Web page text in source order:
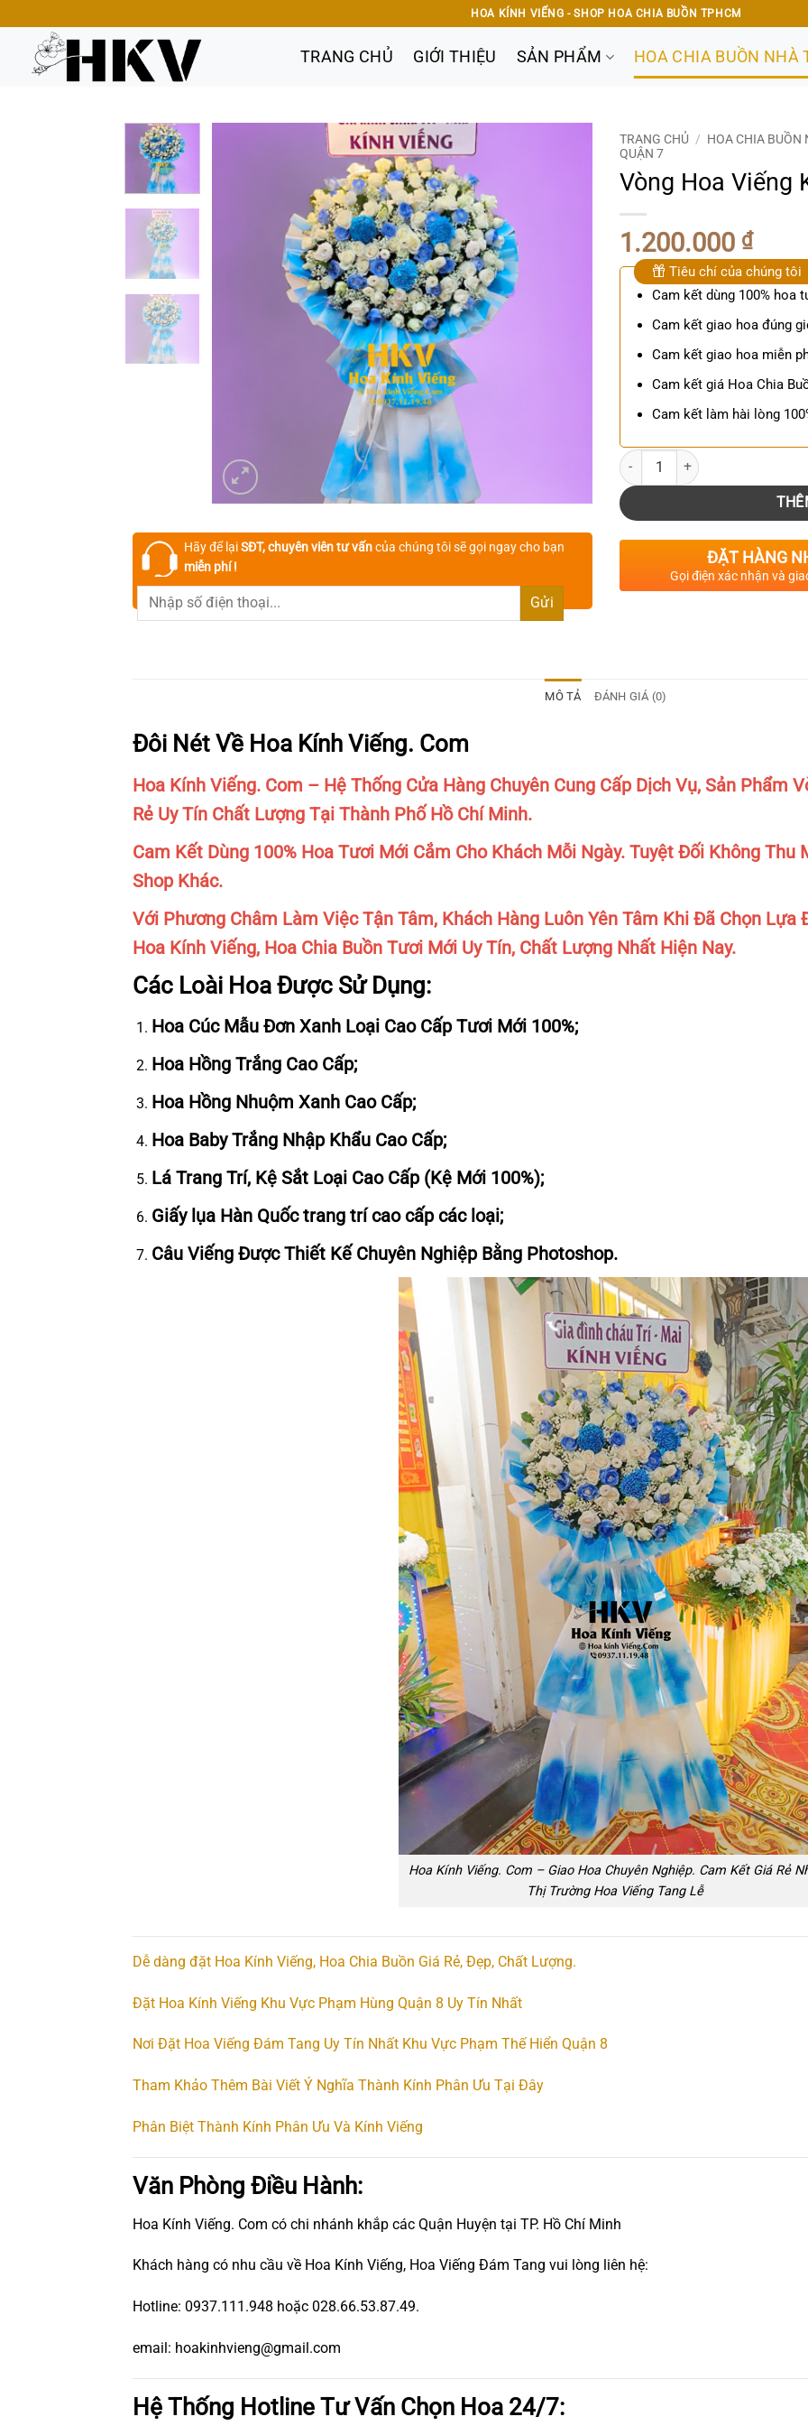
qua
HOA KÍNH VIẾNG - SHOP HOA CHIA BUỒN TPHCM
TRANG CHỦ GIỚI THIỆU SẢN PHẨM HOA CHIA BUỒN NHÀ
Hãy để lạiSĐT, chuyên viên tư vấncủa chúng tôi sẽ gọi ngay cho bạn
miễn phí !
TRANG CHỦ / HOA CHIA BUỒN
QUẬN 7
Vòng Hoa Viếng
1.200.000 ₫
Tiêu chí của chúng tôi
Cam kết dùng 100% hoa
Cam kết giao hoa đúng
Cam kết giao hoa miễn
Cam kết giá Hoa Chia
Cam kết làm hài lòng
Số lượng
ĐẶT HÀNG
Gọi điện xác nhận và
MÔ TẢ ĐÁNH GIÁ (0)
Đôi Nét Về Hoa Kính Viếng. Com
Hoa Kính Viếng. Com – Hệ Thống Cửa Hàng Chuyên Cung Cấp Dịch Vụ, Sản Phẩm
Rẻ Uy Tín Chất Lượng Tại Thành Phố Hồ Chí Minh.
Cam Kết Dùng 100% Hoa Tươi Mới Cắm Cho Khách Mỗi Ngày. Tuyệt Đối Không Thu
Shop Khác.
Với Phương Châm Làm Việc Tận Tâm, Khách Hàng Luôn Yên Tâm Khi Đã Chọn Lựa
Hoa Kính Viếng, Hoa Chia Buồn Tươi Mới Uy Tín, Chất Lượng Nhất Hiện Nay.
Các Loài Hoa Được Sử Dụng:
Hoa Cúc Mẫu Đơn Xanh Loại Cao Cấp Tươi Mới 100%;
Hoa Hồng Trắng Cao Cấp;
Hoa Hồng Nhuộm Xanh Cao Cấp;
Hoa Baby Trắng Nhập Khẩu Cao Cấp;
Lá Trang Trí, Kệ Sắt Loại Cao Cấp (Kệ Mới 100%);
Giấy lụa Hàn Quốc trang trí cao cấp các loại;
Câu Viếng Được Thiết Kế Chuyên Nghiệp Bằng Photoshop.
Hoa Kính Viếng. Com – Giao Hoa Chuyên Nghiệp. Cam Kết Giá Rẻ
Thị Trường Hoa Viếng Tang Lễ
Dễ dàng đặt Hoa Kính Viếng, Hoa Chia Buồn Giá Rẻ, Đẹp, Chất Lượng.
Đặt Hoa Kính Viếng Khu Vực Phạm Hùng Quận 8 Uy Tín Nhất
Nơi Đặt Hoa Viếng Đám Tang Uy Tín Nhất Khu Vực Phạm Thế Hiển Quận 8
Tham Khảo Thêm Bài Viết Ý Nghĩa Thành Kính Phân Ưu Tại Đây
Phân Biệt Thành Kính Phân Ưu Và Kính Viếng
Văn Phòng Điều Hành:
Hoa Kính Viếng. Com có chi nhánh khắp các Quận Huyện tại TP. Hồ Chí Minh
Khách hàng có nhu cầu về Hoa Kính Viếng, Hoa Viếng Đám Tang vui lòng liên hệ:
Hotline: 0937.111.948 hoặc 028.66.53.87.49.
email: hoakinhvieng@gmail.com
Hệ Thống Hotline Tư Vấn Chọn Hoa 24/7: